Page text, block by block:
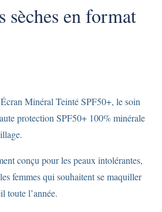
sèches en format
Minéral Teinté SPF50+, le soin
protection SPF50+ 100% minérale
conçu pour les peaux intolérantes,
femmes qui souhaitent se maquiller
toute l’année.